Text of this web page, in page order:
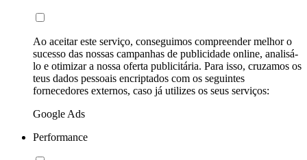
Ao aceitar este serviço, conseguimos compreender melhor o
sucesso das nossas campanhas de publicidade online, analisá-
lo e otimizar a nossa oferta publicitária. Para isso, cruzamos os
teus dados pessoais encriptados com os seguintes
fornecedores externos, caso já utilizes os seus serviços:
Google Ads
Performance